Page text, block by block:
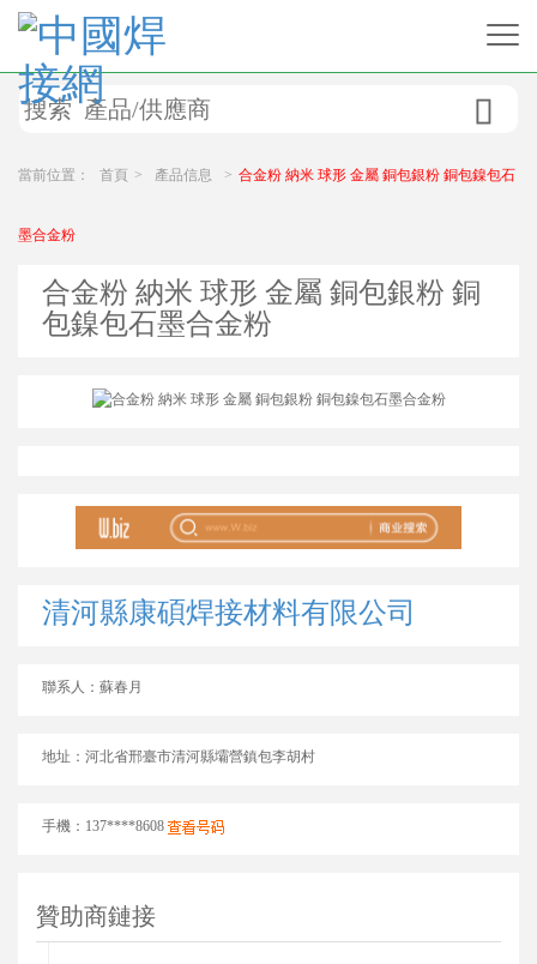

當前位置： 首頁 > 產品信息 > 合金粉 納米 球形 金屬 銅包銀粉 銅包鎳包石
墨合金粉
合金粉 納米 球形 金屬 銅包銀粉 銅
包鎳包石墨合金粉
清河縣康碩焊接材料有限公司
聯系人：蘇春月
地址：河北省邢臺市清河縣壩營鎮包李胡村
手機：137****8608
贊助商鏈接